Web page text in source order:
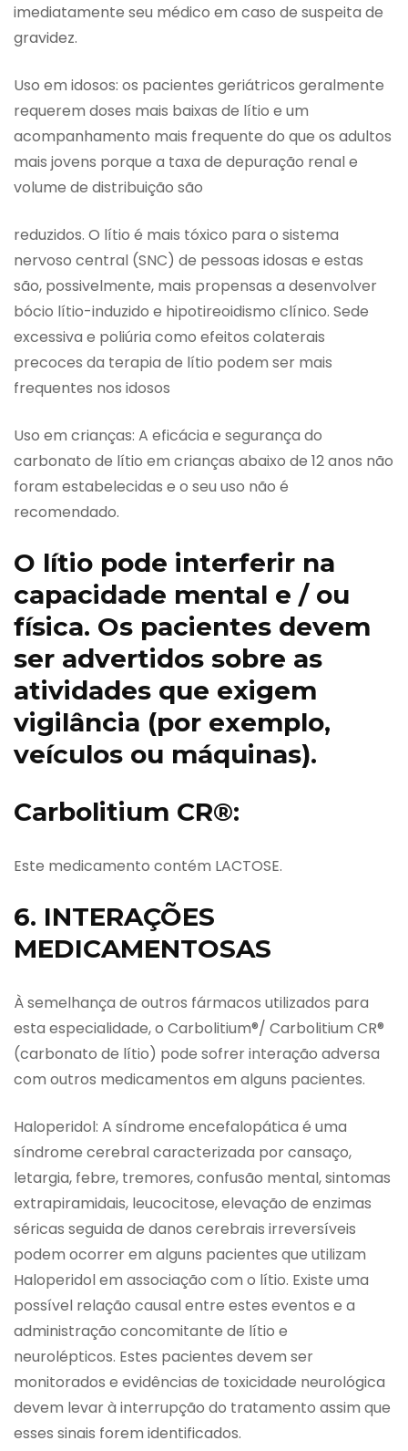
imediatamente seu médico em caso de suspeita de
gravidez.
Uso em idosos: os pacientes geriátricos geralmente
requerem doses mais baixas de lítio e um
acompanhamento mais frequente do que os adultos
mais jovens porque a taxa de depuração renal e
volume de distribuição são
reduzidos. O lítio é mais tóxico para o sistema
nervoso central (SNC) de pessoas idosas e estas
são, possivelmente, mais propensas a desenvolver
bócio lítio-induzido e hipotireoidismo clínico. Sede
excessiva e poliúria como efeitos colaterais
precoces da terapia de lítio podem ser mais
frequentes nos idosos
Uso em crianças: A eficácia e segurança do
carbonato de lítio em crianças abaixo de 12 anos não
foram estabelecidas e o seu uso não é
recomendado.
O lítio pode interferir na
capacidade mental e / ou
física. Os pacientes devem
ser advertidos sobre as
atividades que exigem
vigilância (por exemplo,
veículos ou máquinas).
Carbolitium CR®:
Este medicamento contém LACTOSE.
6. INTERAÇÕES
MEDICAMENTOSAS
À semelhança de outros fármacos utilizados para
esta especialidade, o Carbolitium®/ Carbolitium CR®
(carbonato de lítio) pode sofrer interação adversa
com outros medicamentos em alguns pacientes.
Haloperidol: A síndrome encefalopática é uma
síndrome cerebral caracterizada por cansaço,
letargia, febre, tremores, confusão mental, sintomas
extrapiramidais, leucocitose, elevação de enzimas
séricas seguida de danos cerebrais irreversíveis
podem ocorrer em alguns pacientes que utilizam
Haloperidol em associação com o lítio. Existe uma
possível relação causal entre estes eventos e a
administração concomitante de lítio e
neurolépticos. Estes pacientes devem ser
monitorados e evidências de toxicidade neurológica
devem levar à interrupção do tratamento assim que
esses sinais forem identificados.